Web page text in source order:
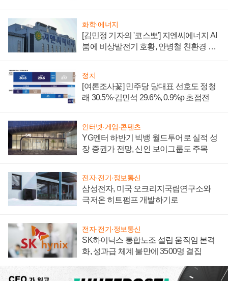
화학·에너지
[김민정 기자의 '코스뽀'] 지엔씨에너지 AI
붐에 비상발전기 호황, 안병철 친환경 에
정치
[여론조사꽃] 민주당 당대표 선호도 정청
래 30.5%·김민석 29.6%, 0.9%p 초접전
인터넷·게임·콘텐츠
YG엔터 하반기 빅뱅 월드투어로 실적 성
장 증권가 전망, 신인 보이그룹도 주목
전자·전기·정보통신
삼성전자, 미국 오크리지국립연구소와
극저온 히트펌프 개발하기로
전자·전기·정보통신
SK하이닉스 통합노조 설립 움직임 본격
화, 성과급 체계 불만에 3500명 결집